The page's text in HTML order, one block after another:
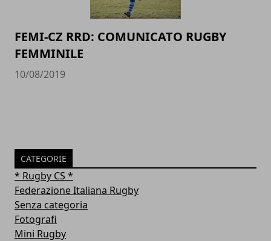
FEMI-CZ RRD: COMUNICATO RUGBY
FEMMINILE
10/08/2019
CATEGORIE
* Rugby CS *
Federazione Italiana Rugby
Senza categoria
Fotografi
Mini Rugby